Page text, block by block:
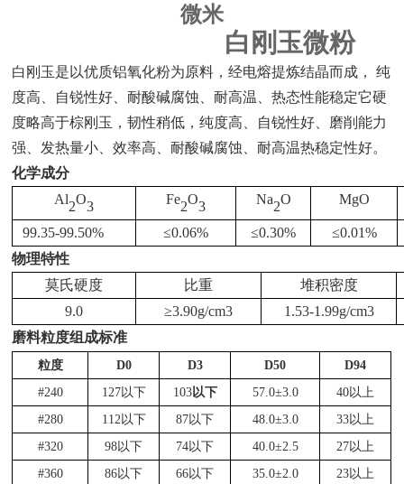
微米
白刚玉微粉
白刚玉是以优质铝氧化粉为原料，经电熔提炼结晶而成，
纯
度高、自锐性好、耐酸碱腐蚀、耐高温、热态性能稳定它硬
度略高于棕刚玉，韧性稍低，纯度高、自锐性好、磨削能力
强、发热量小、效率高、耐酸碱腐蚀、耐高温热稳定性好。
化学成分
Al2O3 Fe2O3 Na2O MgO
99.35-99.50% ≤0.06% ≤0.30% ≤0.01%
物理特性
莫氏硬度
比重
堆积密度
9.0
≥3.90g/cm3
1.53-1.99g/cm3
磨料粒度组成标准
粒度 D0 D3 D50
D94
#240
127以下 103以下 57.0±3.0
40以上
#280
112以下 87以下 48.0±3.0
33以上
#320
98以下 74以下 40.0±2.5
27以上
#360
86以下 66以下 35.0±2.0
23以上